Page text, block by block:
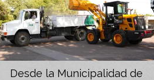
Desde la Municipalidad de